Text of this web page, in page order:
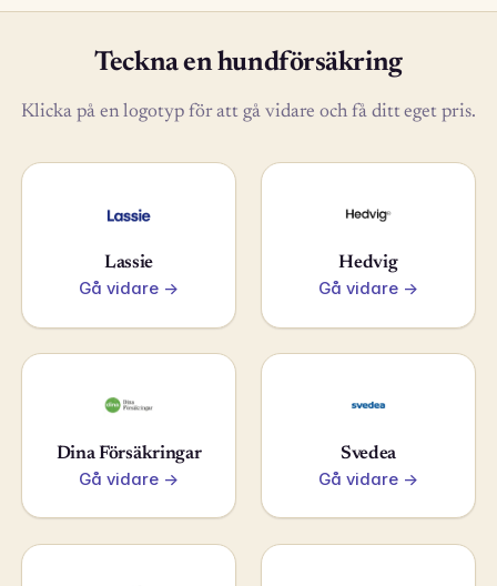
Teckna en hundförsäkring
Klicka på en logotyp för att gå vidare och få ditt eget pris.
Lassie
Gå vidare →
Hedvig
Gå vidare →
Dina Försäkringar
Gå vidare →
Svedea
Gå vidare →